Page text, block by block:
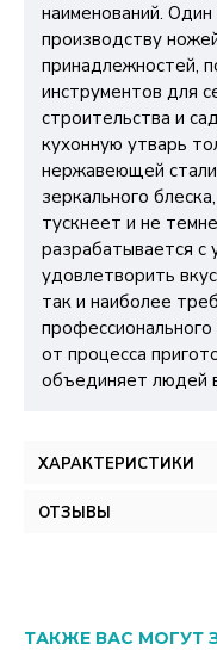
наименований.
производству
принадлежностей,
инструментов для
строительства и
кухонную утварь
нержавеющей
зеркального
тускнеет и не
разрабатывается с
удовлетворить
так и наиболее
от процесса
объединяет людей
ХАРАКТЕРИСТИКИ
ОТЗЫВЫ
ТАКЖЕ ВАС МОГУТ